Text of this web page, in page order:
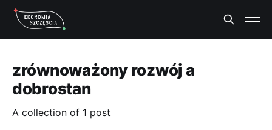
zrównoważony rozwój a
dobrostan
A collection of 1 post